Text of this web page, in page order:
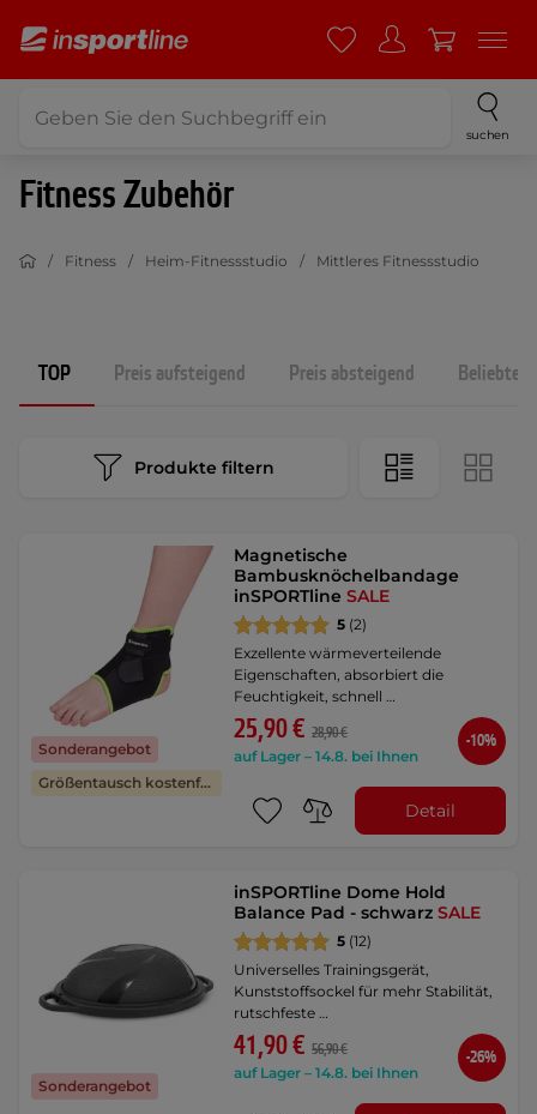
suchen
Fitness Zubehör
Fitness Heim-Fitnessstudio Mittleres Fitnessstudio
TOP Preis aufsteigend Preis absteigend
Produkte filtern
Sonderangebot
Größentausch kostenfrei
Magnetische
Bambusknöchelbandage
inSPORTlineSALE
5 (2)
Exzellente wärmeverteilende
Eigenschaften, absorbiert die
Feuchtigkeit, schnell …
25,90 € 28,90 €
auf Lager – 14.8. bei Ihnen
-10%
Detail
Sonderangebot
inSPORTline Dome Hold
Balance Pad - schwarzSALE
5 (12)
Universelles Trainingsgerät,
Kunststoffsockel für mehr Stabilität,
rutschfeste …
41,90 € 56,90 €
auf Lager – 14.8. bei Ihnen
-26%